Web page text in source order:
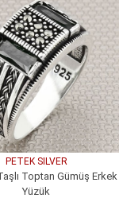
PETEK SILVER
Toptan Gümüş Erkek
Yüzük